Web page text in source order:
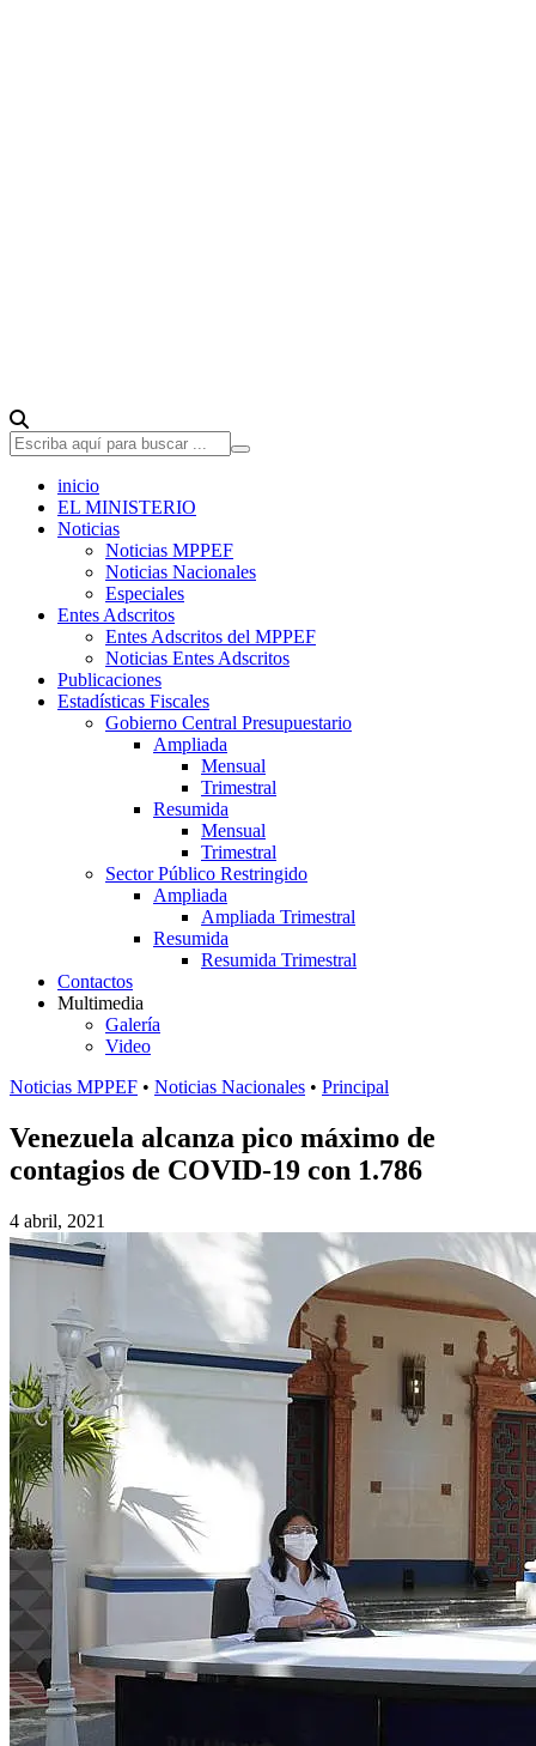
inicio
EL MINISTERIO
Noticias
Noticias MPPEF
Noticias Nacionales
Especiales
Entes Adscritos
Entes Adscritos del MPPEF
Noticias Entes Adscritos
Publicaciones
Estadísticas Fiscales
Gobierno Central Presupuestario
Ampliada
Mensual
Trimestral
Resumida
Mensual
Trimestral
Sector Público Restringido
Ampliada
Ampliada Trimestral
Resumida
Resumida Trimestral
Contactos
Multimedia
Galería
Video
Noticias MPPEF • Noticias Nacionales • Principal
Venezuela alcanza pico máximo de
contagios de COVID-19 con 1.786
4 abril, 2021